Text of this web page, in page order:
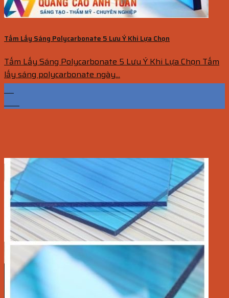
Tấm Lấy Sáng Polycarbonate 5 Lưu Ý Khi Lựa Chọn
Tấm Lấy Sáng Polycarbonate 5 Lưu Ý Khi Lựa Chọn Tấm
lấy sáng polycarbonate ngày...